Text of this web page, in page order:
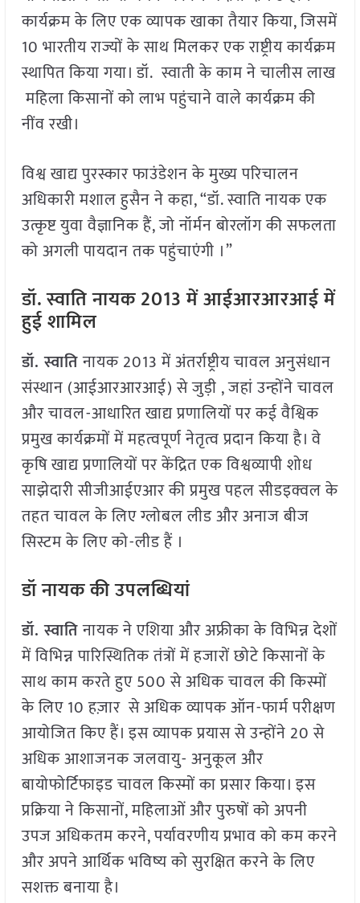
कार्यक्रम के लिए एक व्यापक खाका तैयार किया, जिसमें
10 भारतीय राज्यों के साथ मिलकर एक राष्ट्रीय कार्यक्रम
स्थापित किया गया। डॉ. स्वाती के काम ने चालीस लाख
महिला किसानों को लाभ पहुंचाने वाले कार्यक्रम की
नींव रखी।
विश्व खाद्य पुरस्कार फाउंडेशन के मुख्य परिचालन
अधिकारी मशाल हुसैन ने कहा, “डॉ. स्वाति नायक एक
उत्कृष्ट युवा वैज्ञानिक हैं, जो नॉर्मन बोरलॉग की सफलता
को अगली पायदान तक पहुंचाएंगी ।”
डॉ. स्वाति नायक 2013 में आईआरआरआई में
हुई शामिल
डॉ. स्वातिनायक 2013 में अंतर्राष्ट्रीय चावल अनुसंधान
संस्थान (आईआरआरआई) से जुड़ी , जहां उन्होंने चावल
और चावल-आधारित खाद्य प्रणालियों पर कई वैश्विक
प्रमुख कार्यक्रमों में महत्वपूर्ण नेतृत्व प्रदान किया है। वे
कृषि खाद्य प्रणालियों पर केंद्रित एक विश्वव्यापी शोध
साझेदारी सीजीआईएआर की प्रमुख पहल सीडइक्वल के
तहत चावल के लिए ग्लोबल लीड और अनाज बीज
सिस्टम के लिए को-लीड हैं ।
डॉनायक की उपलब्धियां
डॉ. स्वातिनायक ने एशिया और अफ्रीका के विभिन्न देशों
में विभिन्न पारिस्थितिक तंत्रों में हजारों छोटे किसानों के
साथ काम करते हुए 500 से अधिक चावल की किस्मों
के लिए 10 हज़ार से अधिक व्यापक ऑन-फार्म परीक्षण
आयोजित किए हैं। इस व्यापक प्रयास से उन्होंने 20 से
अधिक आशाजनक जलवायु- अनुकूल और
बायोफोर्टिफाइड चावल किस्मों का प्रसार किया। इस
प्रक्रिया ने किसानों, महिलाओं और पुरुषों को अपनी
उपज अधिकतम करने, पर्यावरणीय प्रभाव को कम करने
और अपने आर्थिक भविष्य को सुरक्षित करने के लिए
सशक्त बनाया है।